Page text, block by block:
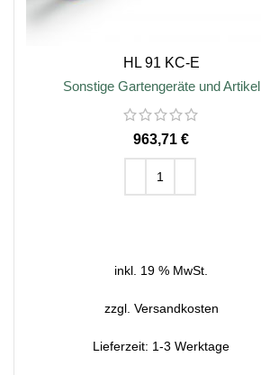
HL 91 KC-E
Sonstige Gartengeräte und Artikel
€
inkl. 19 % MwSt.
zzgl. Versandkosten
Lieferzeit: 1-3 Werktage